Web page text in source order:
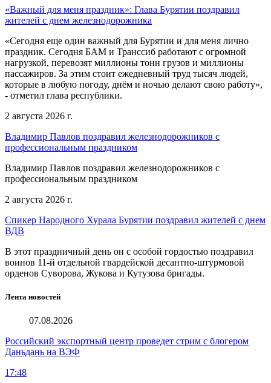
«Важный для меня праздник»: Глава Бурятии поздравил
жителей с днем железнодорожника
«Сегодня еще один важный для Бурятии и для меня лично
праздник. Сегодня БАМ и Транссиб работают с огромной
нагрузкой, перевозят миллионы тонн грузов и миллионы
пассажиров. За этим стоит ежедневный труд тысяч людей,
которые в любую погоду, днём и ночью делают свою работу»,
- отметил глава республики.
2 августа 2026 г.
Владимир Павлов поздравил железнодорожников с
профессиональным праздником
Владимир Павлов поздравил железнодорожников с
профессиональным праздником
2 августа 2026 г.
Спикер Народного Хурала Бурятии поздравил жителей с днем
ВДВ
В этот праздничный день он с особой гордостью поздравил
воинов 11-й отдельной гвардейской десантно-штурмовой
орденов Суворова, Жукова и Кутузова бригады.
Лента новостей
07.08.2026
Российский экспортный центр проведет стрим с блогером
Даньдань на ВЭФ
17:48